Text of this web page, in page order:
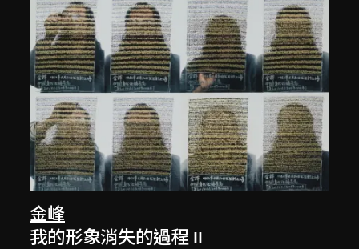
金峰
我的形象消失的過程 II